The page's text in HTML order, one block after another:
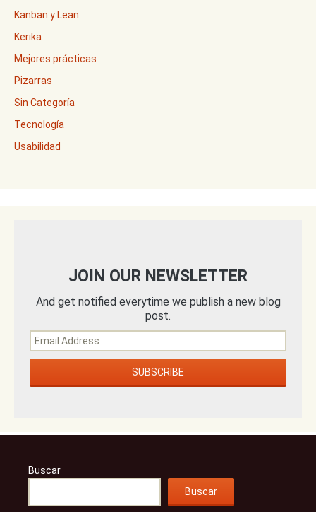
Kanban y Lean
Kerika
Mejores prácticas
Pizarras
Sin Categoría
Tecnología
Usabilidad
JOIN OUR NEWSLETTER
And get notified everytime we publish a new blog
post.
Buscar
Buscar